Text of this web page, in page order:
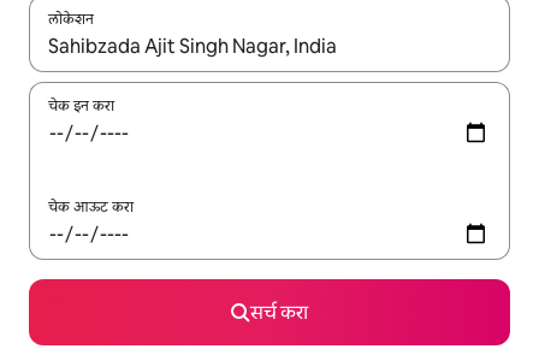
लोकेशन
जेव्हा परिणाम उपलब्ध असतील, तेव्हा वरच्या आणि खाली बाणांच्या किजसह
चेक इन करा
चेक आऊट करा
सर्च करा